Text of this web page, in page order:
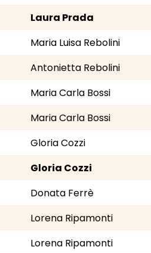
Laura Prada
Maria Luisa Rebolini
Antonietta Rebolini
Maria Carla Bossi
Maria Carla Bossi
Gloria Cozzi
Gloria Cozzi
Donata Ferrè
Lorena Ripamonti
Lorena Ripamonti